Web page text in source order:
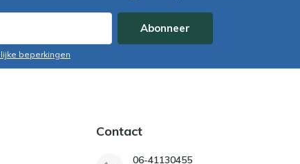
Abonneer
beperkingen
Contact
06-41130455